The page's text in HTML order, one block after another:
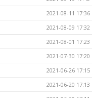
2021-08-11 17:36
2021-08-09 17:32
2021-08-01 17:23
2021-07-30 17:20
2021-06-26 17:15
2021-06-20 17:13